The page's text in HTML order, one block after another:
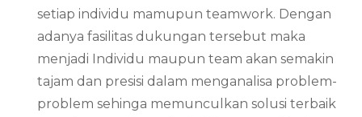
setiap individu mamupun teamwork. Dengan
adanya fasilitas dukungan tersebut maka
menjadi Individu maupun team akan semakin
tajam dan presisi dalam menganalisa problem-
problem sehinga memunculkan solusi terbaik